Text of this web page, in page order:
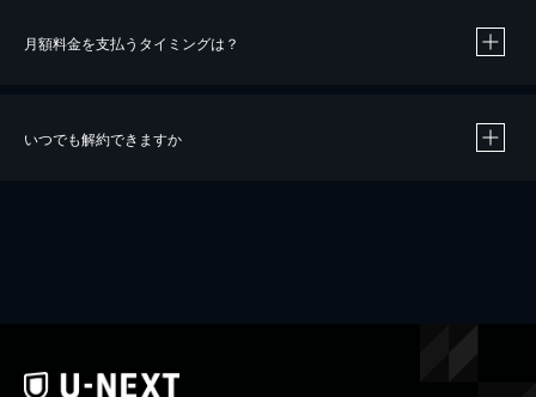
※40％ポイント還元の対象は、クレジットカード決済による作品の購入 / レンタルです。
月額料金を支払うタイミングは？
いつでも解約できますか